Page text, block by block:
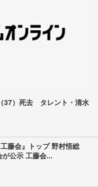
37）死去 タレント・清水
藤会』トップ 野村悟総
公示 工藤会...